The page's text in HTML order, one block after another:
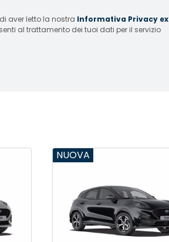
aver letto la nostra Informativa Privacy ex
al trattamento dei tuoi dati per il servizio
NUOVA